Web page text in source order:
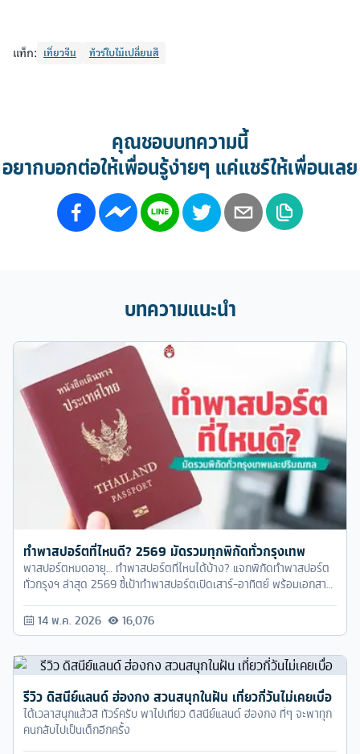
แท็ก: เที่ยวจีน ทัวร์ใบไม้เปลี่ยนสี
คุณชอบบทความนี้
อยากบอกต่อให้เพื่อนรู้ง่ายๆ แค่แชร์ให้เพื่อนเลย
บทความแนะนำ
ทำพาสปอร์ตที่ไหนดี? 2569 มัดรวมทุกพิกัดทั่วกรุงเทพ
พาสปอร์ตหมดอายุ… ทำพาสปอร์ตที่ไหนได้บ้าง? แจกพิกัดทำพาสปอร์ต
ทั่วกรุงฯ ล่าสุด 2569 ชี้เป้าทำพาสปอร์ตเปิดเสาร์-อาทิตย์ พร้อมเอกสาร
14 พ.ค. 2026 16,076
รีวิว ดิสนีย์แลนด์ ฮ่องกง สวนสนุกในฝัน เที่ยวกี่วันไม่เคยเบื่อ
ได้เวลาสนุกแล้วสิ ทัวร์ครับ พาไปเที่ยว ดิสนีย์แลนด์ ฮ่องกง ที่ๆ จะพาทุก
คนกลับไปเป็นเด็กอีกครั้ง